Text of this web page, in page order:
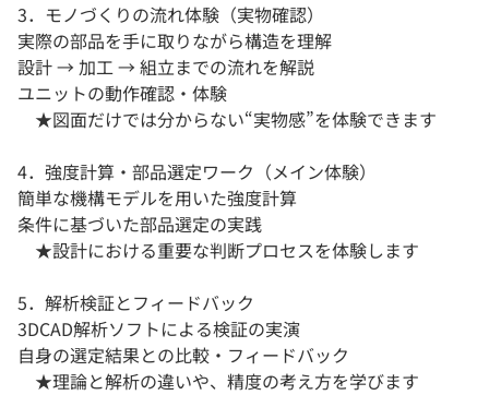
3．モノづくりの流れ体験（実物確認）
実際の部品を手に取りながら構造を理解
設計 → 加工 → 組立までの流れを解説
ユニットの動作確認・体験
★図面だけでは分からない“実物感”を体験できます
4．強度計算・部品選定ワーク（メイン体験）
簡単な機構モデルを用いた強度計算
条件に基づいた部品選定の実践
★設計における重要な判断プロセスを体験します
5．解析検証とフィードバック
3DCAD解析ソフトによる検証の実演
自身の選定結果との比較・フィードバック
★理論と解析の違いや、精度の考え方を学びます